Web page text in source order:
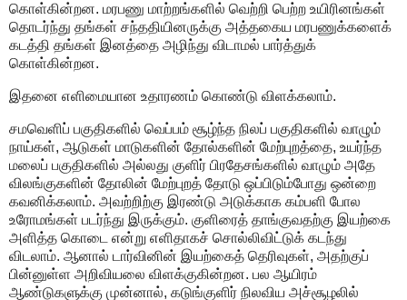
கொள்கின்றன. மரபணு மாற்றங்களில் வெற்றி பெற்ற உயிரினங்கள்
தொடர்ந்து தங்கள் சந்ததியினருக்கு அத்தகைய மரபணுக்களைக்
கடத்தி தங்கள் இனத்தை அழிந்து விடாமல் பார்த்துக்
கொள்கின்றன.
இதனை எளிமையான உதாரணம் கொண்டு விளக்கலாம்.
சமவெளிப் பகுதிகளில் வெப்பம் சூழ்ந்த நிலப் பகுதிகளில் வாழும்
நாய்கள், ஆடுகள் மாடுகளின் தோல்களின் மேற்புறத்தை, உயர்ந்த
மலைப் பகுதிகளில் அல்லது குளிர் பிரதேசங்களில் வாழும் அதே
விலங்குகளின் தோலின் மேற்புறத் தோடு ஒப்பிடும்போது ஒன்றை
கவனிக்கலாம். அவற்றிற்கு இரண்டு அடுக்காக கம்பளி போல
உரோமங்கள் படர்ந்து இருக்கும். குளிரைத் தாங்குவதற்கு இயற்கை
அளித்த கொடை என்று எளிதாகச் சொல்லிவிட்டுக் கடந்து
விடலாம். ஆனால் டார்வினின் இயற்கைத் தெரிவுகள், அதற்குப்
பின்னுள்ள அறிவியலை விளக்குகின்றன. பல ஆயிரம்
ஆண்டுகளுக்கு முன்னால், கடுங்குளிர் நிலவிய அச்சூழலில்